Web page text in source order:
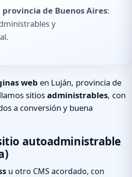
provincia de Buenos Aires:
y
web en Luján, provincia de
sitiosadministrables, con
a conversión y buena
autoadministrable
u otro CMS acordado, con